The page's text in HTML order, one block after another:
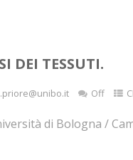
DEI TESSUTI.
Off
di Bologna /